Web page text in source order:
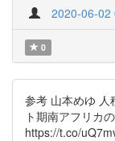
2020-06-02
0
参考 山本めゆ 人
ト期南アフリカ
https://t.co/